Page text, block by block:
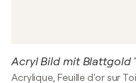
Acrylique, Feuille d'or sur